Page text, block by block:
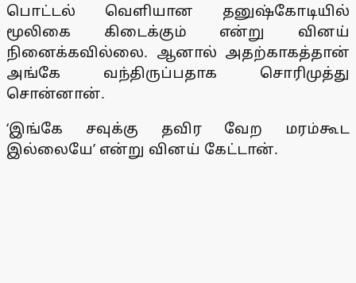
பொட்டல் வெளியான தனுஷ்கோடியில்
மூலிகை கிடைக்கும் என்று வினய்
நினைக்கவில்லை. ஆனால் அதற்காகத்தான்
அங்கே வந்திருப்பதாக சொரிமுத்து
சொன்னான்.
‘இங்கே சவுக்கு தவிர வேற மரம்கூட
இல்லையே’ என்று வினய் கேட்டான்.